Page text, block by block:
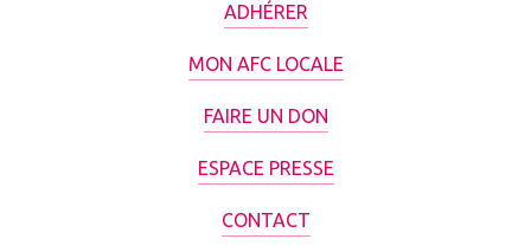
ADHÉRER
MON AFC LOCALE
FAIRE UN DON
ESPACE PRESSE
CONTACT